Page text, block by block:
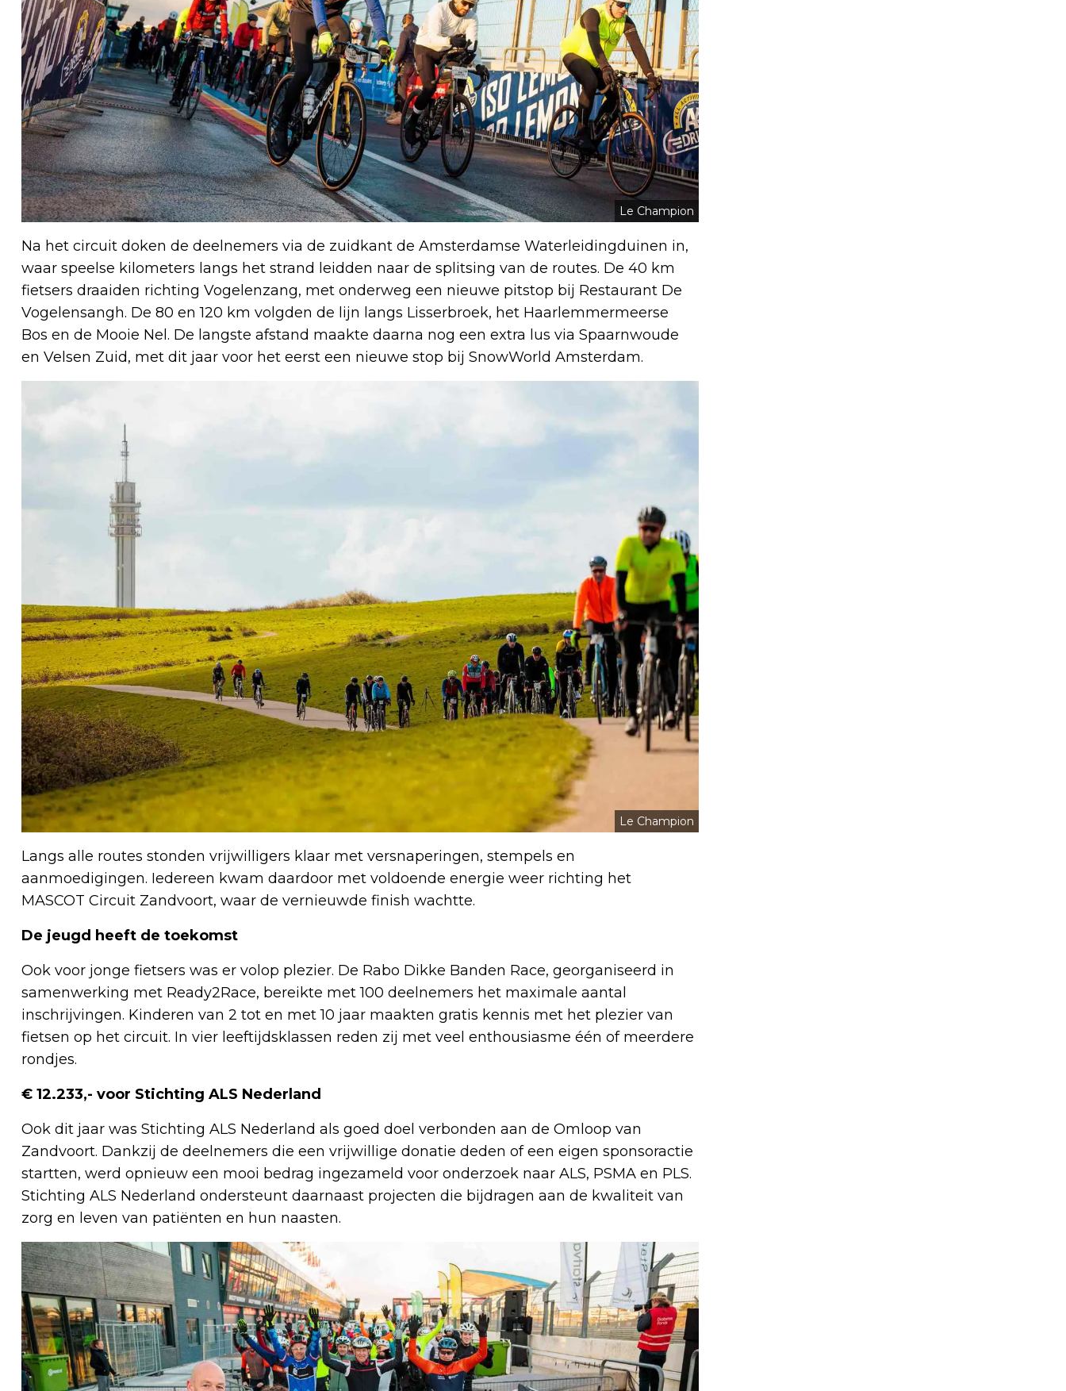
Le Champion
Na het circuit doken de deelnemers via de zuidkant de Amsterdamse Waterleidingduinen in,
waar speelse kilometers langs het strand leidden naar de splitsing van de routes. De 40 km
fietsers draaiden richting Vogelenzang, met onderweg een nieuwe pitstop bij Restaurant De
Vogelensangh. De 80 en 120 km volgden de lijn langs Lisserbroek, het Haarlemmermeerse
Bos en de Mooie Nel. De langste afstand maakte daarna nog een extra lus via Spaarnwoude
en Velsen Zuid, met dit jaar voor het eerst een nieuwe stop bij SnowWorld Amsterdam.
Le Champion
Langs alle routes stonden vrijwilligers klaar met versnaperingen, stempels en
aanmoedigingen. Iedereen kwam daardoor met voldoende energie weer richting het
MASCOT Circuit Zandvoort, waar de vernieuwde finish wachtte.
De jeugd heeft de toekomst
Ook voor jonge fietsers was er volop plezier. De Rabo Dikke Banden Race, georganiseerd in
samenwerking met Ready2Race, bereikte met 100 deelnemers het maximale aantal
inschrijvingen. Kinderen van 2 tot en met 10 jaar maakten gratis kennis met het plezier van
fietsen op het circuit. In vier leeftijdsklassen reden zij met veel enthousiasme één of meerdere
rondjes.
€ 12.233,- voor Stichting ALS Nederland
Ook dit jaar was Stichting ALS Nederland als goed doel verbonden aan de Omloop van
Zandvoort. Dankzij de deelnemers die een vrijwillige donatie deden of een eigen sponsoractie
startten, werd opnieuw een mooi bedrag ingezameld voor onderzoek naar ALS, PSMA en PLS.
Stichting ALS Nederland ondersteunt daarnaast projecten die bijdragen aan de kwaliteit van
zorg en leven van patiënten en hun naasten.